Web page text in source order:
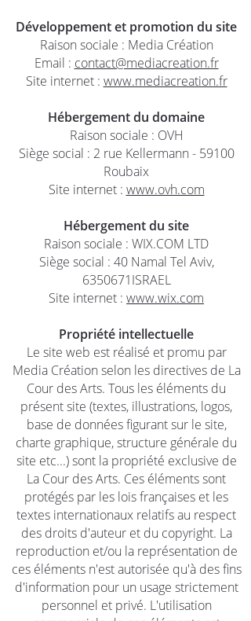
Développement et promotion du site
Raison sociale : Media Création
Email : contact@mediacreation.fr
Site internet : www.mediacreation.fr
Hébergement du domaine
Raison sociale : OVH
Siège social : 2 rue Kellermann - 59100
Roubaix
Site internet : www.ovh.com
Hébergement du site
Raison sociale : WIX.COM LTD
Siège social : 40 Namal Tel Aviv,
6350671ISRAEL
Site internet : www.wix.com
Propriété intellectuelle
Le site web est réalisé et promu par
Media Création selon les directives de La
Cour des Arts. Tous les éléments du
présent site (textes, illustrations, logos,
base de données figurant sur le site,
charte graphique, structure générale du
site etc...) sont la propriété exclusive de
La Cour des Arts. Ces éléments sont
protégés par les lois françaises et les
textes internationaux relatifs au respect
des droits d'auteur et du copyright. La
reproduction et/ou la représentation de
ces éléments n'est autorisée qu'à des fins
d'information pour un usage strictement
personnel et privé. L'utilisation